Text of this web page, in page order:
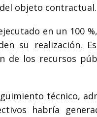
objeto contractual.
en un 100
su realización.
de los recursos
técnico,
habría